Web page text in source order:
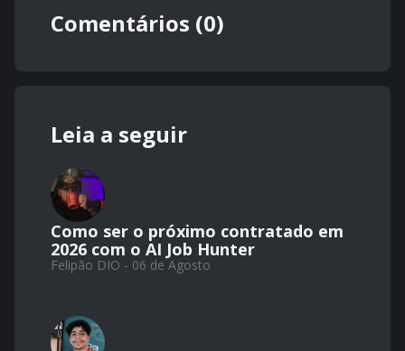
Comentários (0)
Leia a seguir
Como ser o próximo contratado em
2026 com o AI Job Hunter
Felipão DIO - 06 de Agosto